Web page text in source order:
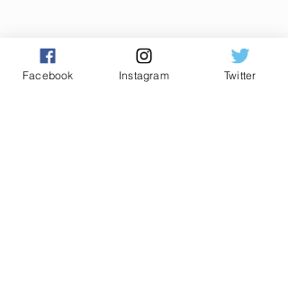
Facebook Instagram Twitter